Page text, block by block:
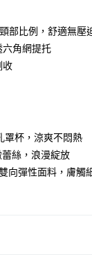
部比例，舒適無壓
六角網提托
收
罩杯，涼爽不悶熱
蕾絲，浪漫綻放
向彈性面料，膚觸